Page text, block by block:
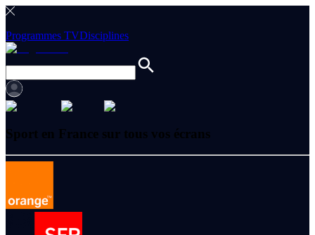
Programmes TVDisciplines
Sport en France sur tous vos écrans